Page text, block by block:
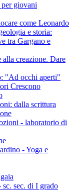
giovani
come Leonardo
e storia:
tra Gargano e
creazione. Dare
"Ad occhi aperti"
Crescono
dalla scrittura
- laboratorio di
- Yoga e
sec. di I grado